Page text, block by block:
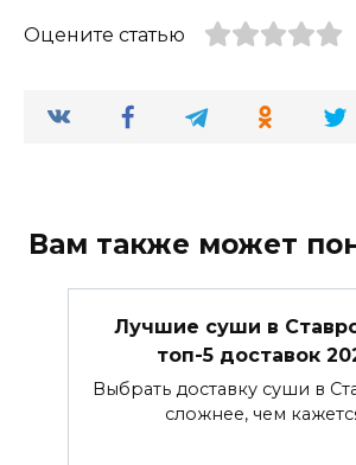
Оцените статью
Вам также может
Лучшие суши в
топ-5 доставок
Выбрать доставку суши в
сложнее, чем